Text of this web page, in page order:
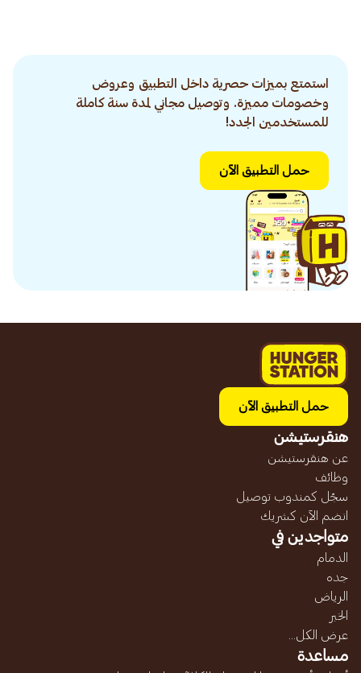
استمتع بميزات حصرية داخل التطبيق وعروض
وخصومات مميزة. وتوصيل مجاني لمدة سنة كاملة
للمستخدمين الجدد!
حمل التطبيق الآن
حمل التطبيق الآن
هنقرستيشن
عن هنقرستيشن
وظائف
سجّل كمندوب توصيل
انضم الآن كشريك
متواجدين في
الدمام
جده
الرياض
الخبر
عرض الكل...
مساعدة